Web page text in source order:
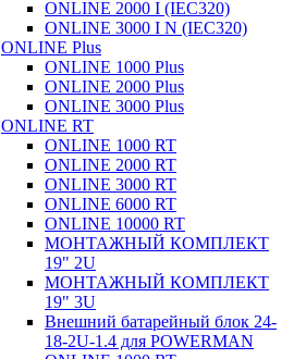
ONLINE 2000 I (IEC320)
ONLINE 3000 I N (IEC320)
ONLINE Plus
ONLINE 1000 Plus
ONLINE 2000 Plus
ONLINE 3000 Plus
ONLINE RT
ONLINE 1000 RT
ONLINE 2000 RT
ONLINE 3000 RT
ONLINE 6000 RT
ONLINE 10000 RT
МОНТАЖНЫЙ КОМПЛЕКТ
19" 2U
МОНТАЖНЫЙ КОМПЛЕКТ
19" 3U
Внешний батарейный блок 24-
18-2U-1.4 для POWERMAN